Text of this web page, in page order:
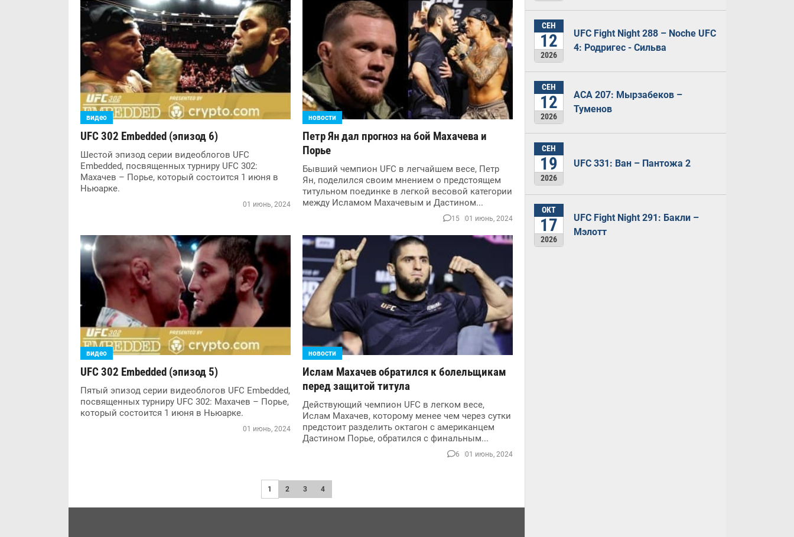
видео
UFC 302 Embedded (эпизод 6)
Шестой эпизод серии видеоблогов UFC
Embedded, посвященных турниру UFC 302:
Махачев – Порье, который состоится 1 июня в
Ньюарке.
01 июнь, 2024
новости
Петр Ян дал прогноз на бой Махачева и
Порье
Бывший чемпион UFC в легчайшем весе, Петр
Ян, поделился своим мнением о предстоящем
титульном поединке в легкой весовой категории
между Исламом Махачевым и Дастином...
15 01 июнь, 2024
видео
UFC 302 Embedded (эпизод 5)
Пятый эпизод серии видеоблогов UFC Embedded,
посвященных турниру UFC 302: Махачев – Порье,
который состоится 1 июня в Ньюарке.
01 июнь, 2024
новости
Ислам Махачев обратился к болельщикам
перед защитой титула
Действующий чемпион UFC в легком весе,
Ислам Махачев, которому менее чем через сутки
предстоит разделить октагон с американцем
Дастином Порье, обратился с финальным...
6 01 июнь, 2024
1 2 3 4
СЕН
12
2026
UFC Fight Night 288 – Noche UFC
4: Родригес - Сильва
СЕН
12
2026
ACA 207: Мырзабеков –
Туменов
СЕН
19
2026
UFC 331: Ван – Пантожа 2
ОКТ
17
2026
UFC Fight Night 291: Бакли –
Мэлотт